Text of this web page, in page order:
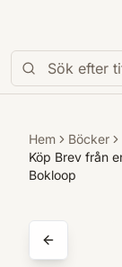
Hem
Böcker
Köp Brev från
Bokloop